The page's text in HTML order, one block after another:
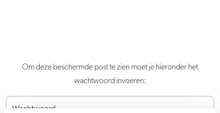
Om deze beschermde post te zien moet je hieronder het
wachtwoord invoeren: